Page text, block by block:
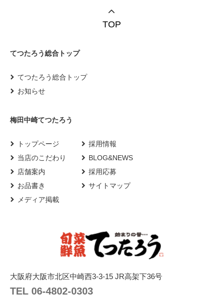
TOP
てつたろう総合トップ
てつたろう総合トップ
お知らせ
梅田中崎てつたろう
トップページ
当店のこだわり
店舗案内
お品書き
メディア掲載
採用情報
BLOG&NEWS
採用応募
サイトマップ
大阪府大阪市北区中崎西3-3-15 JR高架下36号
TEL 06-4802-0303